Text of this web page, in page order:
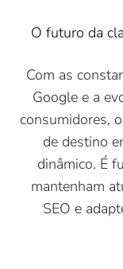
O futuro da
Com as
Google e a
consumidores,
de destino
dinâmico. É
mantenham
SEO e